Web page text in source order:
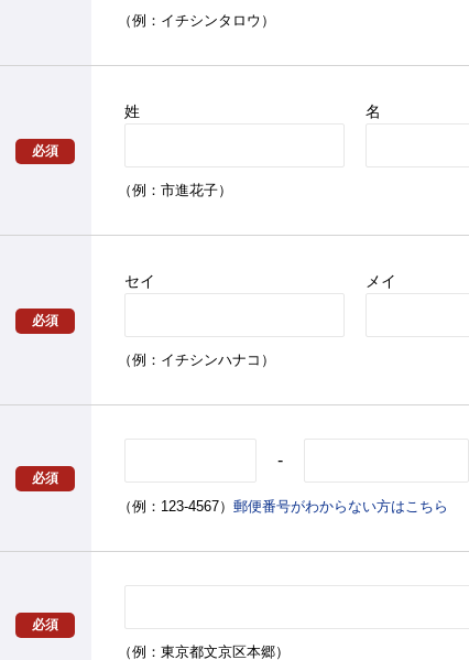
（例：イチシンタロウ）
必須
姓 名
（例：市進花子）
必須
セイ メイ
（例：イチシンハナコ）
必須
-
（例：123-4567） 郵便番号がわからない方はこちら
必須
（例：東京都文京区本郷）